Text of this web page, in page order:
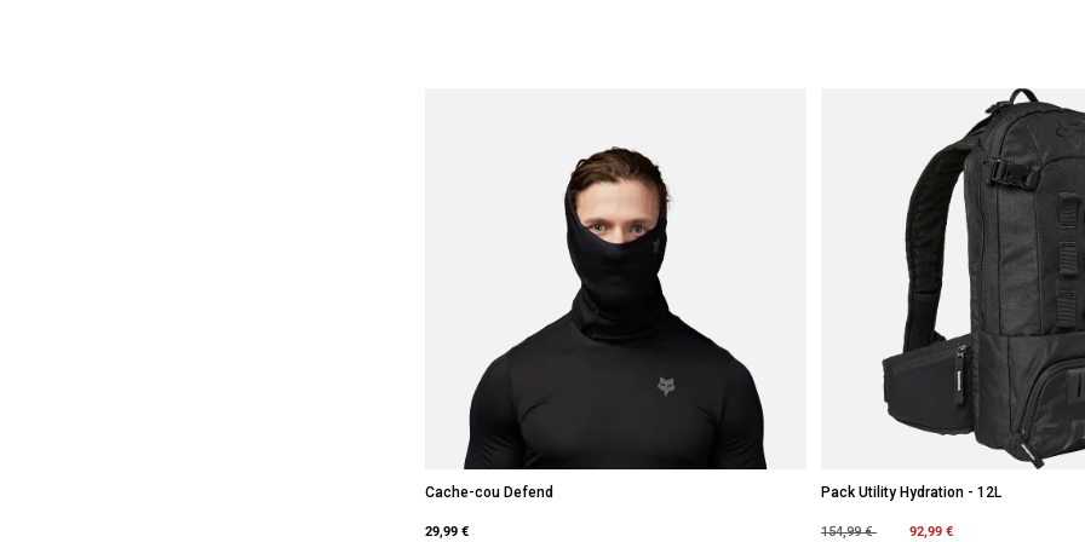
Cache-cou Defend
29,99 €
Pack Utility Hydration - 12L
Price reduced from
154,99 €to 92,99 €